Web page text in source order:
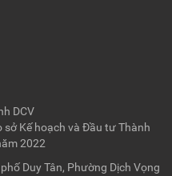
DCV
sở Kế hoạch và Đầu tư Thành
2022
Duy Tân, Phường Dịch Vọng